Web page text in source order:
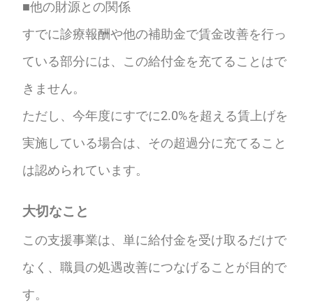
■他の財源との関係
すでに診療報酬や他の補助金で賃金改善を行っ
ている部分には、この給付金を充てることはで
きません。
ただし、今年度にすでに2.0%を超える賃上げを
実施している場合は、その超過分に充てること
は認められています。
大切なこと
この支援事業は、単に給付金を受け取るだけで
なく、職員の処遇改善につなげることが目的で
す。